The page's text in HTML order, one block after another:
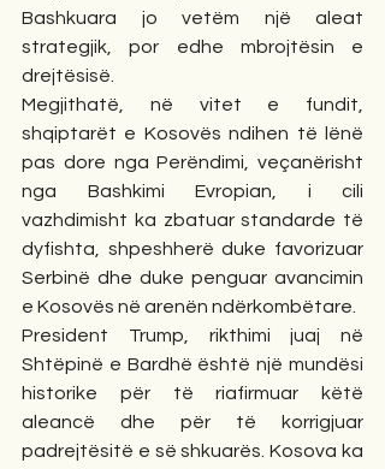
Bashkuara jo vetëm një aleat
strategjik, por edhe mbrojtësin e
drejtësisë.
Megjithatë, në vitet e fundit,
shqiptarët e Kosovës ndihen të lënë
pas dore nga Perëndimi, veçanërisht
nga Bashkimi Evropian, i cili
vazhdimisht ka zbatuar standarde të
dyfishta, shpeshherë duke favorizuar
Serbinë dhe duke penguar avancimin
e Kosovës në arenën ndërkombëtare.
President Trump, rikthimi juaj në
Shtëpinë e Bardhë është një mundësi
historike për të riafirmuar këtë
aleancë dhe për të korrigjuar
padrejtësitë e së shkuarës. Kosova ka